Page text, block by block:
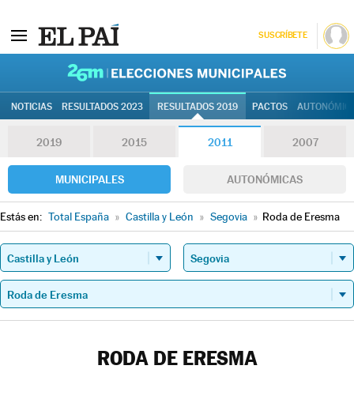
SUSCRÍBETE
NOTICIAS RESULTADOS 2023 RESULTADOS 2019 PACTOS
2019 2015 2011 2007
MUNICIPALES AUTONÓMICAS
Estás en: Total España » Castilla y León » Segovia » Roda de Eresma
RODA DE ERESMA